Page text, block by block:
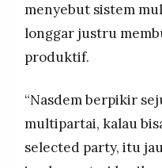
menyebut sistem
longgar justru
produktif.
“Nasdem berpikir
multipartai, kalau
selected party, itu